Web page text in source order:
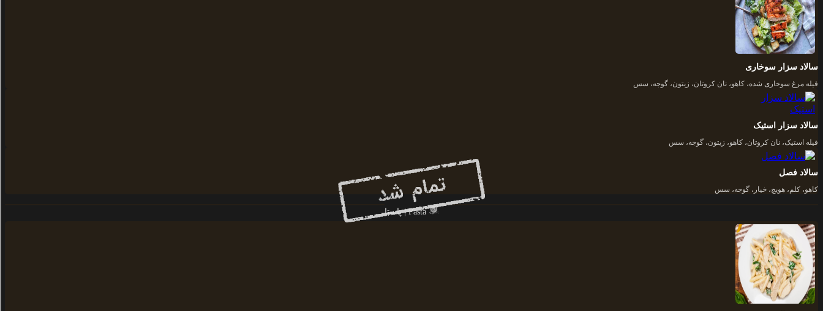
سالاد سزار سوخاری
فیله مرغ سوخاری شده، کاهو، نان کروتان، زیتون، گوجه، سس
سالاد سزار استیک
فیله استیک، نان کروتان، کاهو، زیتون، گوجه، سس
سالاد فصل
کاهو، کلم، هویچ، خیار، گوجه، سس
پاستا | Pasta